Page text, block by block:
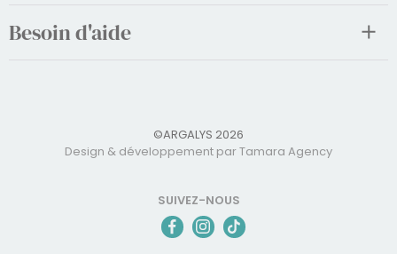
Besoin d'aide
©ARGALYS 2026
Design & développement par Tamara Agency
SUIVEZ-NOUS